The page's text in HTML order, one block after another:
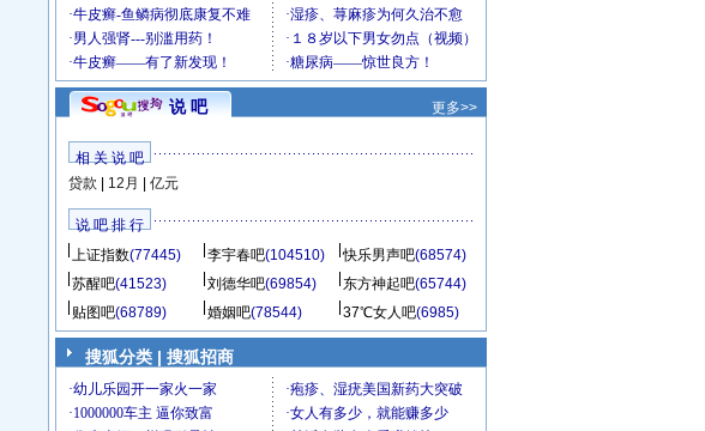
说 吧 更多>>
相 关 说 吧
贷款
12月 亿元
说 吧 排 行
上证指数(77445) 李宇春吧(104510) 快乐男声吧(68574)
苏醒吧(41523) 刘德华吧(69854) 东方神起吧(65744)
贴图吧(68789) 婚姻吧(78544) 37℃女人吧(6985)
搜狐分类 | 搜狐招商